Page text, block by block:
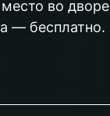
во дворе
— бесплатно.